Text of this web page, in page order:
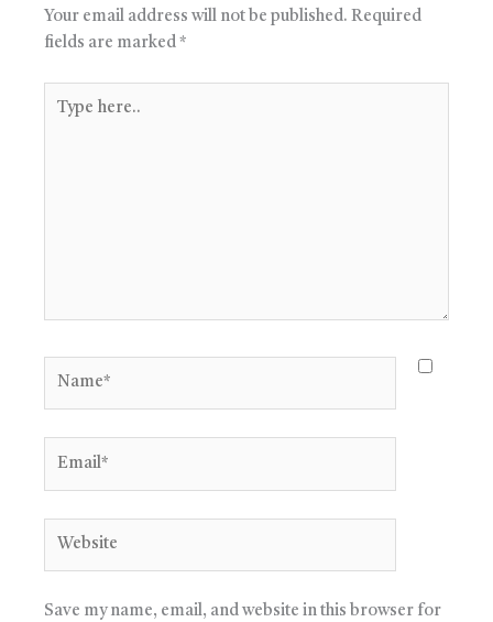
Your email address will not be published. Required
fields are marked *
here..
Save my name, email, and website in this browser for